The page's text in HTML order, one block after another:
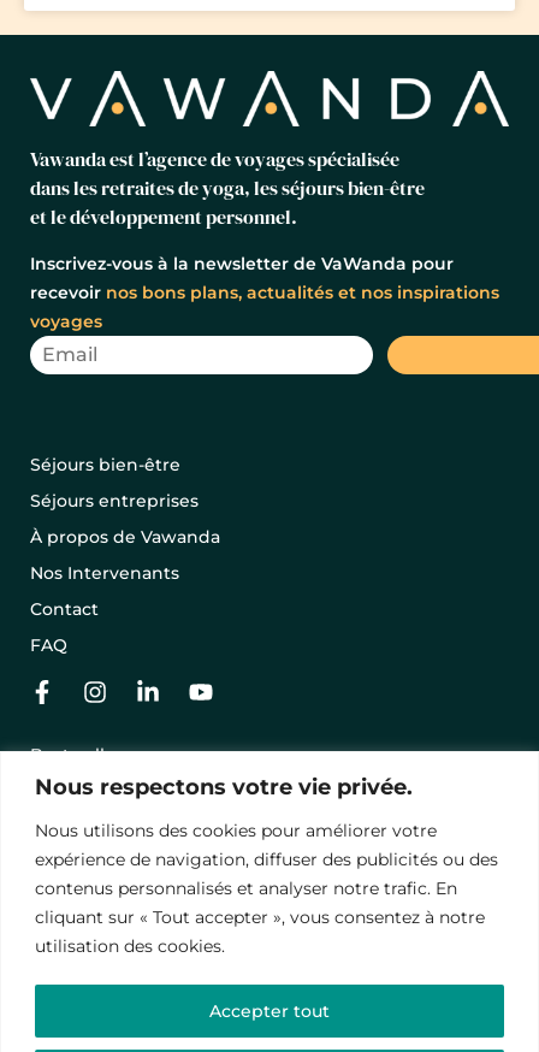
Nous respectons votre vie privée.
Nous utilisons des cookies pour améliorer votre
expérience de navigation, diffuser des publicités ou des
contenus personnalisés et analyser notre trafic. En
cliquant sur « Tout accepter », vous consentez à notre
utilisation des cookies.
Accepter tout
Vawanda est l’agence de voyages spécialisée
dans les retraites de yoga, les séjours bien-être
et le développement personnel.
Inscrivez-vous à la newsletter de VaWanda pour
recevoir nos bons plans, actualités et nos inspirations
voyages
Séjours bien-être
Séjours entreprises
À propos de Vawanda
Nos Intervenants
Contact
FAQ
Best-sellers
Nos séjours en promo
Offrir un séjour avec une carte cadeau
Conditions Générales de Vente
Mentions légales
Politique de Conﬁdentialité